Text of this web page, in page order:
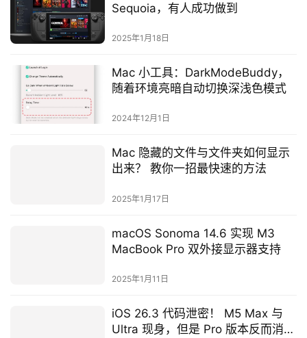
Sequoia，有人成功做到
2025年1月18日
Mac 小工具：DarkModeBuddy，
随着环境亮暗自动切换深浅色模式
2024年12月1日
Mac 隐藏的文件与文件夹如何显示
出来？ 教你一招最快速的方法
2025年1月17日
macOS Sonoma 14.6 实现 M3
MacBook Pro 双外接显示器支持
2025年1月11日
iOS 26.3 代码泄密！ M5 Max 与
Ultra 现身，但是 Pro 版本反而消